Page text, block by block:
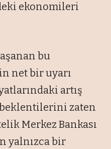
ekonomileri
bu
net bir uyarı
artış
zaten
Merkez Bankası
yalnızca bir